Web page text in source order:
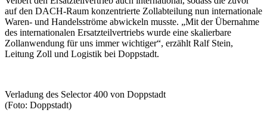
auf den DACH-Raum konzen­trierte Zollabteilung nun internationale
Waren- und Handelsströme abwickeln musste. „Mit der Übernahme
des internationalen Ersatzteilvertriebs wurde eine skalierbare
Zollanwendung für uns immer wichtiger“, erzählt Ralf Stein,
Leitung Zoll und Logistik bei Doppstadt.
Verladung des Selector 400 von Doppstadt
(Foto: Doppstadt)